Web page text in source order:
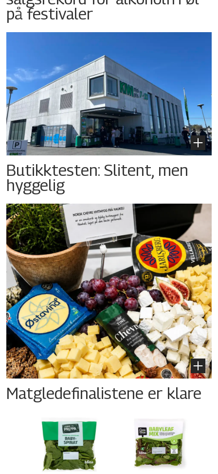
på festivaler
Butikktesten: Slitent, men
hyggelig
Matgledefinalistene er klare